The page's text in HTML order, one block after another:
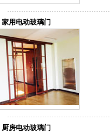
家用电动玻璃门
厨房电动玻璃门